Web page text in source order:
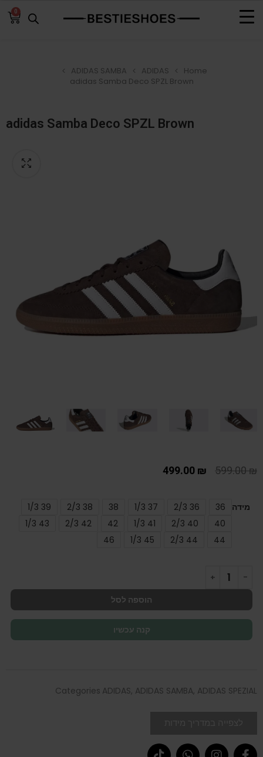
0
Home
ADIDAS
ADIDAS SAMBA
adidas Samba Deco SPZL Brown
adidas Samba Deco SPZL Brown
599.00₪
499.00 ₪
מידה 36
36 2/3
37 1/3
38
38 2/3
39 1/3
40
40 2/3
41 1/3
42
42 2/3
43 1/3
44
44 2/3
45 1/3
46
הוספה לסל
קנה עכשיו
Categories ADIDAS, ADIDAS SAMBA, ADIDAS SPEZIAL